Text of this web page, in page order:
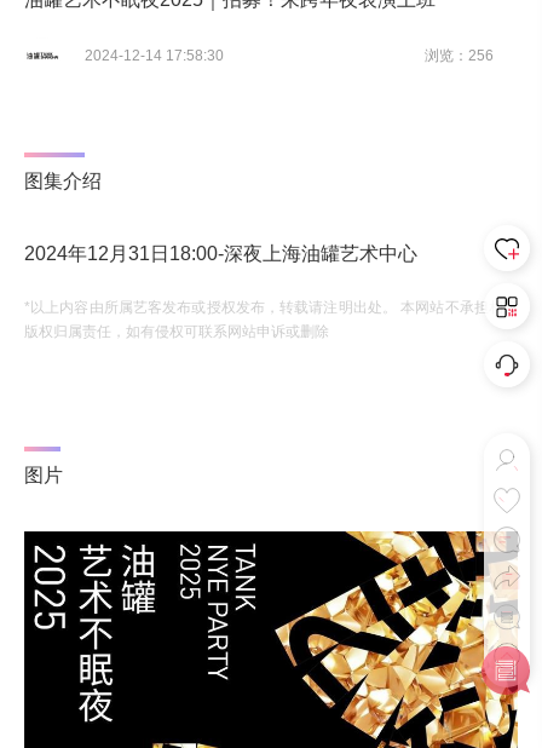
2024-12-14 17:58:30 浏览：256
图集介绍
2024年12月31日18:00-深夜上海油罐艺术中心
*以上内容由所属艺客发布或授权发布，转载请注明出处。 本网站不承担相应
版权归属责任，如有侵权可联系网站申诉或删除
图片